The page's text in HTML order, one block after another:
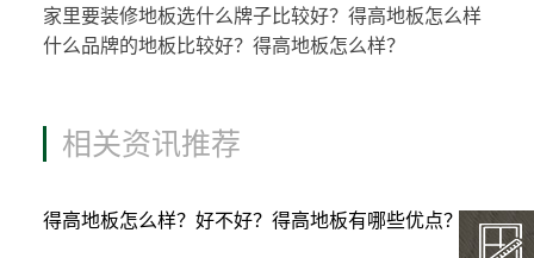
家里要装修地板选什么牌子比较好？得高地板怎么样
什么品牌的地板比较好？得高地板怎么样？
相关资讯推荐
得高地板怎么样？好不好？得高地板有哪些优点？